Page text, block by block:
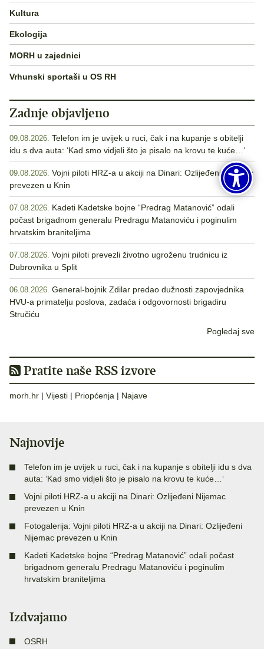
Kultura
Ekologija
MORH u zajednici
Vrhunski sportaši u OS RH
Zadnje objavljeno
09.08.2026. Telefon im je uvijek u ruci, čak i na kupanje s obitelji
idu s dva auta: ‘Kad smo vidjeli što je pisalo na krovu te kuće…‘
09.08.2026. Vojni piloti HRZ-a u akciji na Dinari: Ozlijeđeni Nijemac
prevezen u Knin
07.08.2026. Kadeti Kadetske bojne “Predrag Matanović” odali
počast brigadnom generalu Predragu Matanoviću i poginulim
hrvatskim braniteljima
07.08.2026. Vojni piloti prevezli životno ugroženu trudnicu iz
Dubrovnika u Split
06.08.2026. General-bojnik Zdilar predao dužnosti zapovjednika
HVU-a primatelju poslova, zadaća i odgovornosti brigadiru
Stručiću
Pogledaj sve
Pratite naše RSS izvore
morh.hr | Vijesti | Priopćenja | Najave
Najnovije
Telefon im je uvijek u ruci, čak i na kupanje s obitelji idu s dva
auta: ‘Kad smo vidjeli što je pisalo na krovu te kuće…‘
Vojni piloti HRZ-a u akciji na Dinari: Ozlijeđeni Nijemac
prevezen u Knin
Fotogalerija: Vojni piloti HRZ-a u akciji na Dinari: Ozlijeđeni
Nijemac prevezen u Knin
Kadeti Kadetske bojne “Predrag Matanović” odali počast
brigadnom generalu Predragu Matanoviću i poginulim
hrvatskim braniteljima
Izdvajamo
OSRH